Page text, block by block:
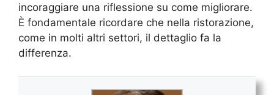
incoraggiare una riflessione su come migliorare.
È fondamentale ricordare che nella ristorazione,
come in molti altri settori, il dettaglio fa la
differenza.